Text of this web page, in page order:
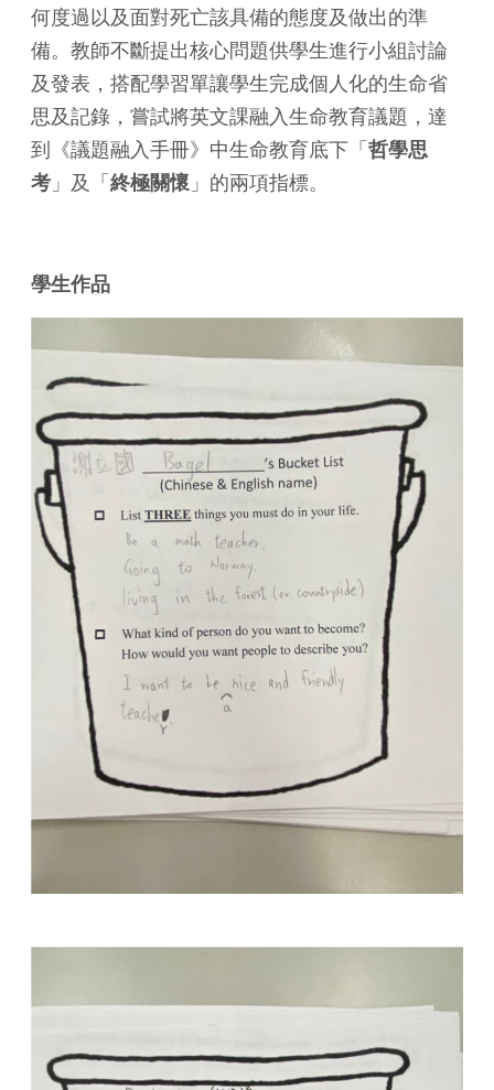
何度過以及面對死亡該具備的態度及做出的準
備。教師不斷提出核心問題供學生進行小組討論
及發表，搭配學習單讓學生完成個人化的生命省
思及記錄，嘗試將英文課融入生命教育議題，達
到《議題融入手冊》中生命教育底下「哲學思
考 」及「終極關懷 」的兩項指標。
學生作品